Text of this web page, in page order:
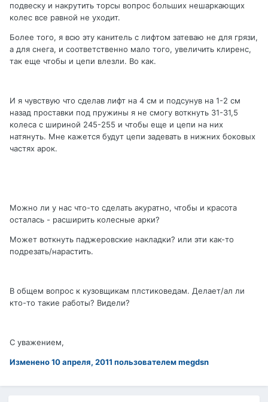
подвеску и накрутить торсы вопрос больших нешаркающих
колес все равной не уходит.
Более того, я всю эту канитель с лифтом затеваю не для грязи,
а для снега, и соответственно мало того, увеличить клиренс,
так еще чтобы и цепи влезли. Во как.
И я чувствую что сделав лифт на 4 см и подсунув на 1-2 см
назад проставки под пружины я не смогу воткнуть 31-31,5
колеса с шириной 245-255 и чтобы еще и цепи на них
натянуть. Мне кажется будут цепи задевать в нижних боковых
частях арок.
Можно ли у нас что-то сделать акуратно, чтобы и красота
осталась - расширить колесные арки?
Может воткнуть паджеровские накладки? или эти как-то
подрезать/нарастить.
В общем вопрос к кузовщикам плстиковедам. Делает/ал ли
кто-то такие работы? Видели?
С уважением,
Изменено10 апреля, 2011 пользователем megdsn